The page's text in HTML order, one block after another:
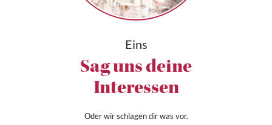
Eins
Sag uns deine
Interessen
Oder wir schlagen dir was vor.